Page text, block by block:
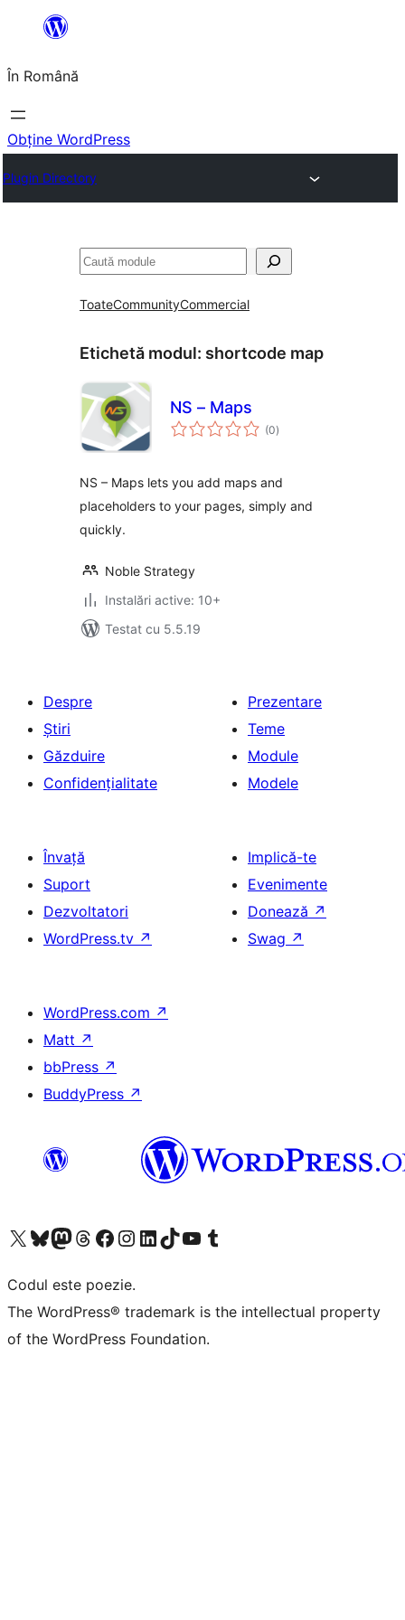
conținut
În Română
Obține WordPress
Plugin Directory
Caută
ToateCommunityCommercial
Etichetă modul: shortcode map
NS – Maps
(0total
aprecieri
)
NS – Maps lets you add maps and
placeholders to your pages, simply and
quickly.
Noble Strategy
Instalări active: 10+
Testat cu 5.5.19
Despre
Știri
Găzduire
Confidențialitate
Prezentare
Teme
Module
Modele
Învață
Suport
Dezvoltatori
WordPress.tv ↗
Implică-te
Evenimente
Donează ↗
Swag ↗
WordPress.com ↗
Matt ↗
bbPress ↗
BuddyPress ↗
Mergi la contul nostru X (fost Twitter)
Vizitează contul nostru Bluesky
Vizitează contul nostru Mastodon
Vizitează contul nostru Threads
Vizitează pagina noastră Facebook
Vizitează-ne pe Instagram
Vizitează-ne pe LinkedIn
Vizitează contul nostru TikTok
Vizitează canalul nostru YouTube
Vizitează contul nostru Tumblr
Codul este poezie.
The WordPress® trademark is the intellectual property
of the WordPress Foundation.